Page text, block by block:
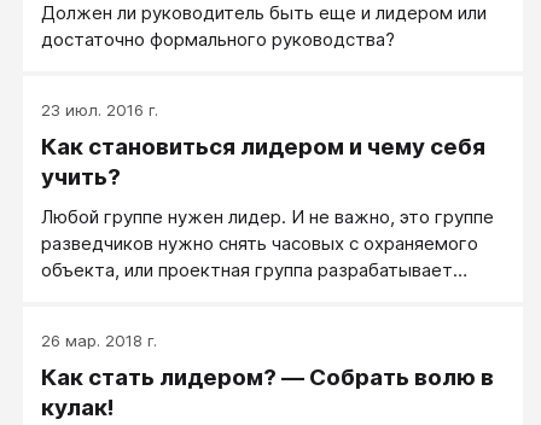
Должен ли руководитель быть еще и лидером или
достаточно формального руководства?
23 июл. 2016 г.
Как становиться лидером и чему себя
учить?
Любой группе нужен лидер. И не важно, это группе
разведчиков нужно снять часовых с охраняемого
объекта, или проектная группа разрабатывает
лидер, и важно то, как вы ведете себя в подобной
ситуации.
26 мар. 2018 г.
Как стать лидером? — Собрать волю в
кулак!